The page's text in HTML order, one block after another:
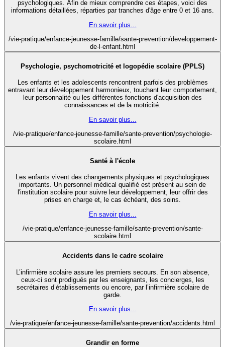
psychologiques. Afin de mieux comprendre ces étapes, voici des
informations détaillées, réparties par tranches d'âge entre 0 et 16 ans.
En savoir plus...
/vie-pratique/enfance-jeunesse-famille/sante-prevention/developpement-
de-l-enfant.html
Psychologie, psychomotricité et logopédie scolaire (PPLS)
Les enfants et les adolescents rencontrent parfois des problèmes
entravant leur développement harmonieux, touchant leur comportement,
leur personnalité ou les différentes fonctions d'acquisition des
connaissances et de la motricité.
En savoir plus...
/vie-pratique/enfance-jeunesse-famille/sante-prevention/psychologie-
scolaire.html
Santé à l'école
Les enfants vivent des changements physiques et psychologiques
importants. Un personnel médical qualifié est présent au sein de
l'institution scolaire pour suivre leur développement, leur offrir des
prises en charge et, le cas échéant, des soins.
En savoir plus...
/vie-pratique/enfance-jeunesse-famille/sante-prevention/sante-
scolaire.html
Accidents dans le cadre scolaire
L’infirmière scolaire assure les premiers secours. En son absence,
ceux-ci sont prodigués par les enseignants, les concierges, les
secrétaires d’établissements ou encore, par l’infirmière scolaire de
garde.
En savoir plus...
/vie-pratique/enfance-jeunesse-famille/sante-prevention/accidents.html
Grandir en forme